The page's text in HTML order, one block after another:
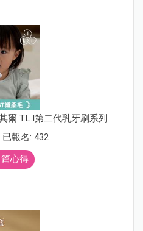
爾 T.L.I第二代乳牙刷系列
已報名: 432
心得